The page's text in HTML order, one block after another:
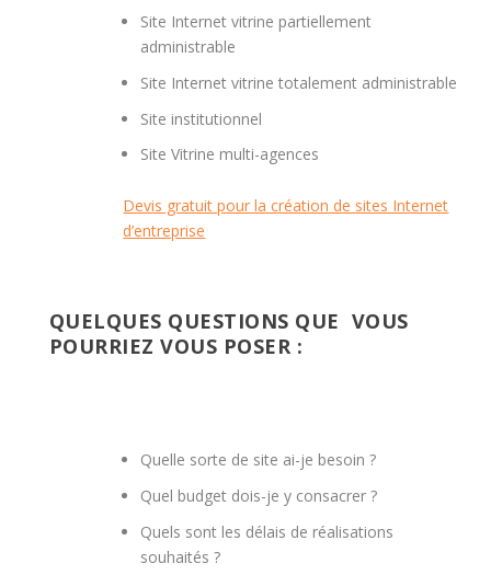
Site Internet vitrine partiellement
administrable
Site Internet vitrine totalement administrable
Site institutionnel
Site Vitrine multi-agences
Devis gratuit pour la création de sites Internet
d’entreprise
QUELQUES QUESTIONS QUE VOUS
POURRIEZ VOUS POSER :
Quelle sorte de site ai-je besoin ?
Quel budget dois-je y consacrer ?
Quels sont les délais de réalisations
souhaités ?